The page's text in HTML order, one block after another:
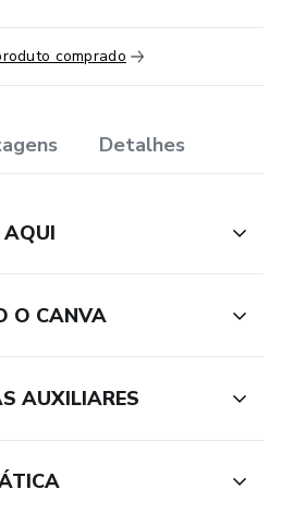
comprado
Detalhes
AQUI
O CANVA
AUXILIARES